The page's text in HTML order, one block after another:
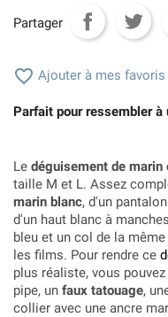
Partager
 Ajouter à mes favoris
Parfait pour ressembler
Le déguisement de marin
taille M et L. Assez
marin blanc, d'un
d'un haut blanc à
bleu et un col de la
les films. Pour rendre ce
plus réaliste, vous
pipe, un faux tatouage,
collier avec une ancre